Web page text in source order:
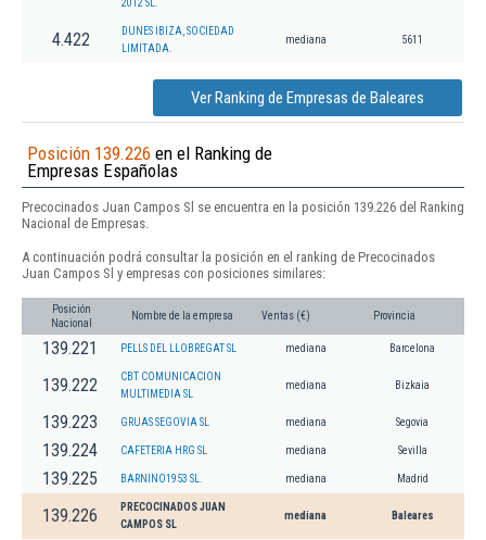
2012 SL.
4.422
DUNES IBIZA, SOCIEDAD
LIMITADA.
mediana 5611
Ver Ranking de Empresas de Baleares
Posición 139.226 en el Ranking de
Empresas Españolas
Precocinados Juan Campos Sl se encuentra en la posición 139.226 del Ranking
Nacional de Empresas.
A continuación podrá consultar la posición en el ranking de Precocinados
Juan Campos Sl y empresas con posiciones similares:
Posición
Nacional
Nombre de la empresa Ventas (€) Provincia
139.221 PELLS DEL LLOBREGAT SL mediana Barcelona
139.222
CBT COMUNICACION
MULTIMEDIA SL
mediana Bizkaia
139.223 GRUAS SEGOVIA SL mediana Segovia
139.224 CAFETERIA HRG SL mediana Sevilla
139.225 BARNINO1953 SL. mediana Madrid
139.226
PRECOCINADOS JUAN
CAMPOS SL
mediana Baleares